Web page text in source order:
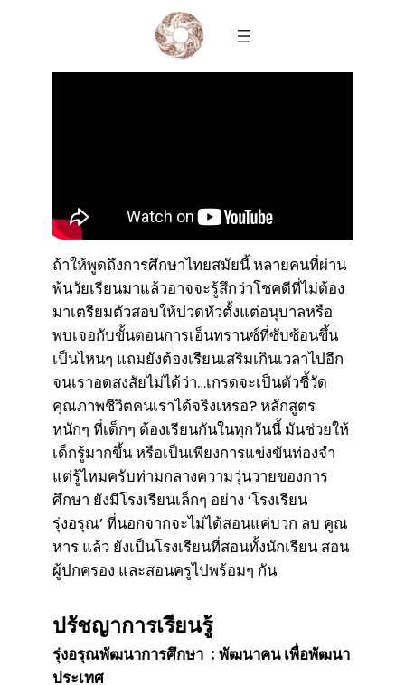
ถ้าให้พูดถึงการศึกษาไทยสมัยนี้ หลายคนที่ผ่าน
พ้นวัยเรียนมาแล้วอาจจะรู้สึกว่าโชคดีที่ไม่ต้อง
มาเตรียมตัวสอบให้ปวดหัวตั้งแต่อนุบาลหรือ
พบเจอกับขั้นตอนการเอ็นทรานซ์ที่ซับซ้อนขึ้น
เป็นไหนๆ แถมยังต้องเรียนเสริมเกินเวลาไปอีก
จนเราอดสงสัยไม่ได้ว่า…เกรดจะเป็นตัวชี้วัด
คุณภาพชีวิตคนเราได้จริงเหรอ? หลักสูตร
หนักๆ ที่เด็กๆ ต้องเรียนกันในทุกวันนี้ มันช่วยให้
เด็กรู้มากขึ้น หรือเป็นเพียงการแข่งขันท่องจำ
แต่รู้ไหมครับท่ามกลางความวุ่นวายของการ
ศึกษา ยังมีโรงเรียนเล็กๆ อย่าง ‘โรงเรียน
รุ่งอรุณ’ ที่นอกจากจะไม่ได้สอนแค่บวก ลบ คูณ
หาร แล้ว ยังเป็นโรงเรียนที่สอนทั้งนักเรียน สอน
ผู้ปกครอง และสอนครูไปพร้อมๆ กัน
ปรัชญาการเรียนรู้
รุ่งอรุณพัฒนาการศึกษา : พัฒนาคน เพื่อพัฒนา
ประเทศ